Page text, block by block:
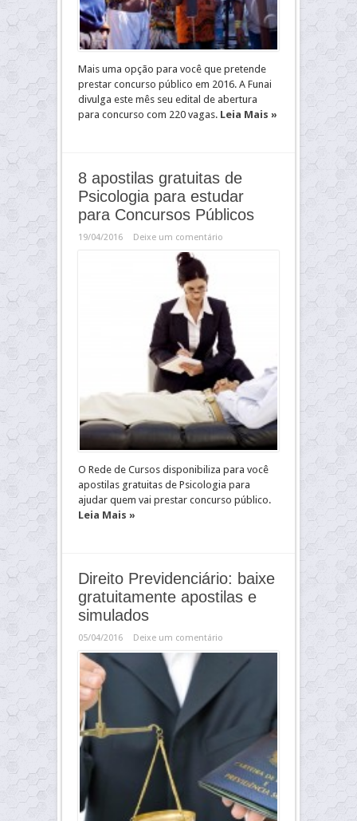
Mais uma opção para você que pretende
prestar concurso público em 2016. A Funai
divulga este mês seu edital de abertura
para concurso com 220 vagas. Leia Mais »
8 apostilas gratuitas de
Psicologia para estudar
para Concursos Públicos
19/04/2016 Deixe um comentário
O Rede de Cursos disponibiliza para você
apostilas gratuitas de Psicologia para
ajudar quem vai prestar concurso público.
Leia Mais »
Direito Previdenciário: baixe
gratuitamente apostilas e
simulados
05/04/2016 Deixe um comentário